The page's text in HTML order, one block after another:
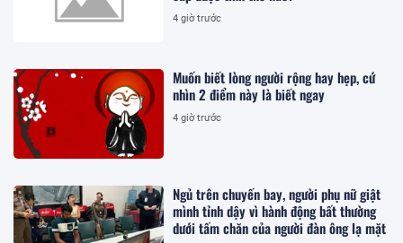
4 giờ trước
Muốn biết lòng người rộng hay hẹp, cứ
nhìn 2 điểm này là biết ngay
4 giờ trước
Ngủ trên chuyến bay, người phụ nữ giật
mình tỉnh dậy vì hành động bất thường
dưới tấm chăn của người đàn ông lạ mặt